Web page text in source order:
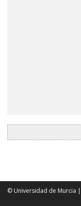
© Universidad de Murcia |